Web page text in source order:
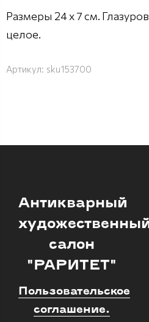
Размеры 24 х 7 см.
целое.
Артикул: sku153700
Антикварный
салон
"РАРИТЕТ"
Пользовательское
соглашение.